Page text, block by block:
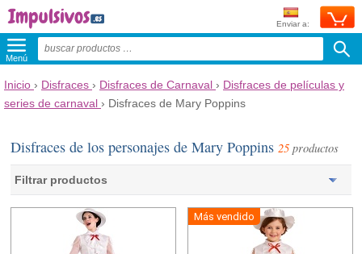
Enviar a:
Menú
Inicio › Disfraces › Disfraces de Carnaval › Disfraces de películas y
series de carnaval › Disfraces de Mary Poppins
Disfraces de los personajes de Mary Poppins25 productos
Filtrar productos
Más vendido